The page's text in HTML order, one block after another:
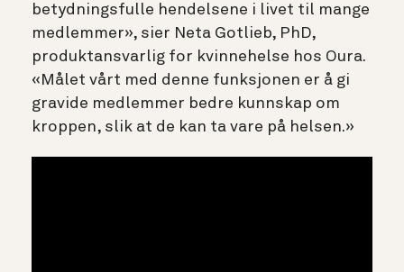
betydningsfulle hendelsene i livet til mange
medlemmer», sier Neta Gotlieb, PhD,
produktansvarlig for kvinnehelse hos Oura.
«Målet vårt med denne funksjonen er å gi
gravide medlemmer bedre kunnskap om
kroppen, slik at de kan ta vare på helsen.»